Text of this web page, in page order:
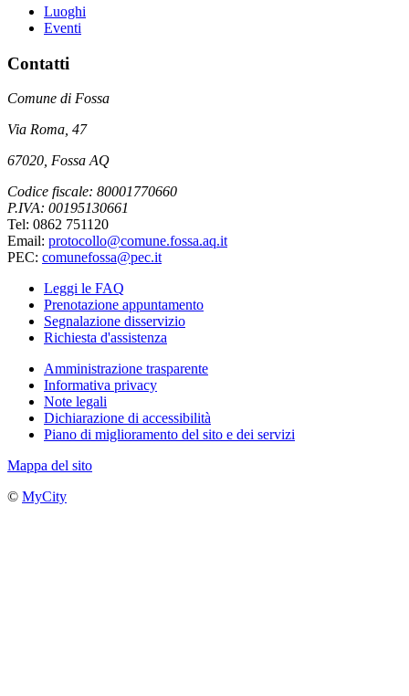
Luoghi
Eventi
Contatti
Comune di Fossa
Via Roma, 47
67020, Fossa AQ
Codice fiscale: 80001770660
P.IVA: 00195130661
Tel: 0862 751120
Email: protocollo@comune.fossa.aq.it
PEC: comunefossa@pec.it
Leggi le FAQ
Prenotazione appuntamento
Segnalazione disservizio
Richiesta d'assistenza
Amministrazione trasparente
Informativa privacy
Note legali
Dichiarazione di accessibilità
Piano di miglioramento del sito e dei servizi
Mappa del sito
© MyCity